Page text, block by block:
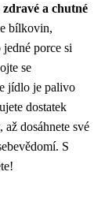
zdravé a chutné
bílkovin,
porce si
se
jídlo je palivo
dostatek
až dosáhnete své
S